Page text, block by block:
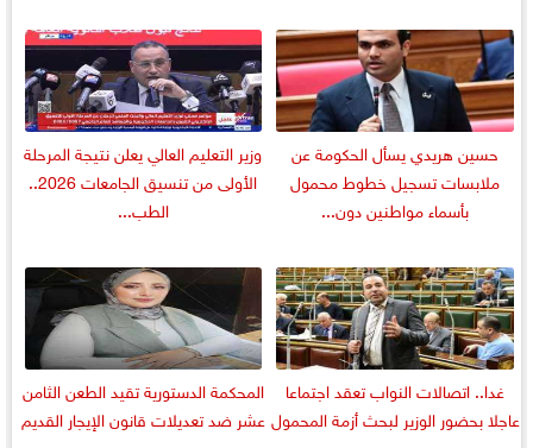
حسين هريدي يسأل الحكومة عن
ملابسات تسجيل خطوط محمول
بأسماء مواطنين دون...
وزير التعليم العالي يعلن نتيجة المرحلة
الأولى من تنسيق الجامعات 2026..
الطب...
غدا.. اتصالات النواب تعقد اجتماعا
عاجلا بحضور الوزير لبحث أزمة المحمول
المحكمة الدستورية تقيد الطعن الثامن
عشر ضد تعديلات قانون الإيجار القديم